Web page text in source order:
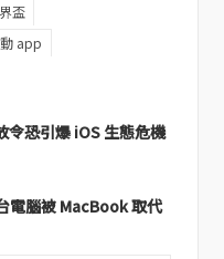
盃
app
恐引爆 iOS 生態危機
電腦被 MacBook 取代